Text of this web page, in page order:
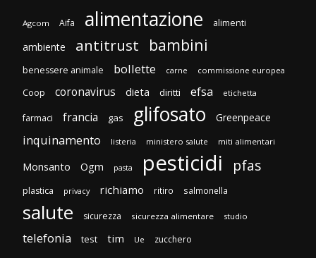
Agcom Aifa alimentazione alimenti
ambiente antitrust bambini
benessere animale bollette carne commissione europea
Coop coronavirus dieta diritti efsa etichetta
farmaci francia gas glifosato Greenpeace
inquinamento listeria ministero salute miti alimentari
Monsanto Ogm pasta pesticidi pfas
plastica privacy richiamo ritiro salmonella
salute sicurezza sicurezza alimentare studio
telefonia test tim Ue zucchero